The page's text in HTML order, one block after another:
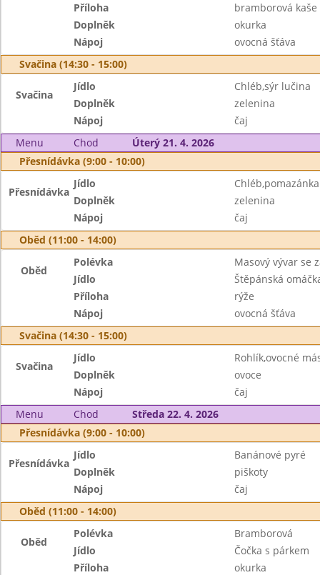
Příloha
bramborová kaše
Doplněk
okurka
Nápoj
ovocná šťáva
Svačina (14:30 - 15:00)
Svačina
Jídlo
Chléb,sýr lučina
Doplněk
zelenina
Nápoj
čaj
Menu
Chod
Úterý 21. 4. 2026
Přesnídávka (9:00 - 10:00)
Přesnídávka
Jídlo
Doplněk
zelenina
Nápoj
čaj
Oběd (11:00 - 14:00)
Oběd
Polévka
Masový vývar se
Jídlo
Štěpánská
Příloha
rýže
Nápoj
ovocná šťáva
Svačina (14:30 - 15:00)
Svačina
Jídlo
Rohlík,ovocné
Doplněk
ovoce
Nápoj
čaj
Menu
Chod
Středa 22. 4. 2026
Přesnídávka (9:00 - 10:00)
Přesnídávka
Jídlo
Banánové pyré
Doplněk
piškoty
Nápoj
čaj
Oběd (11:00 - 14:00)
Oběd
Polévka
Bramborová
Jídlo
Čočka s párkem
Příloha
okurka